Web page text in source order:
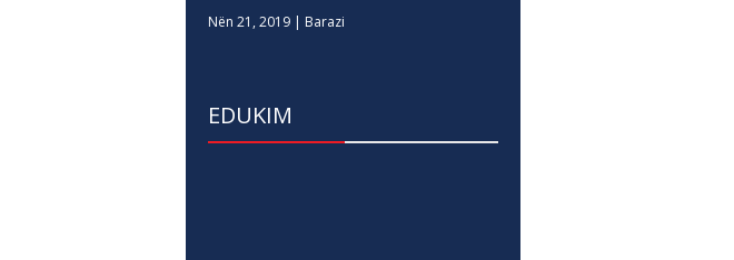
Nën 21, 2019 | Barazi
EDUKIM